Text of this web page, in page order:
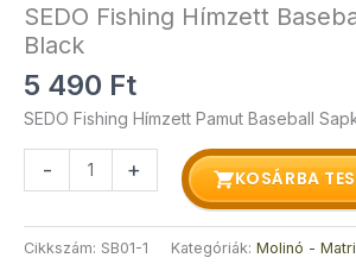
SEDO Fishing Hímzett
Black
5 490 Ft
SEDO Fishing Hímzett Pamut Baseball
- + KOSÁRBA
Cikkszám: SB01-1 Kategóriák: Molinó -